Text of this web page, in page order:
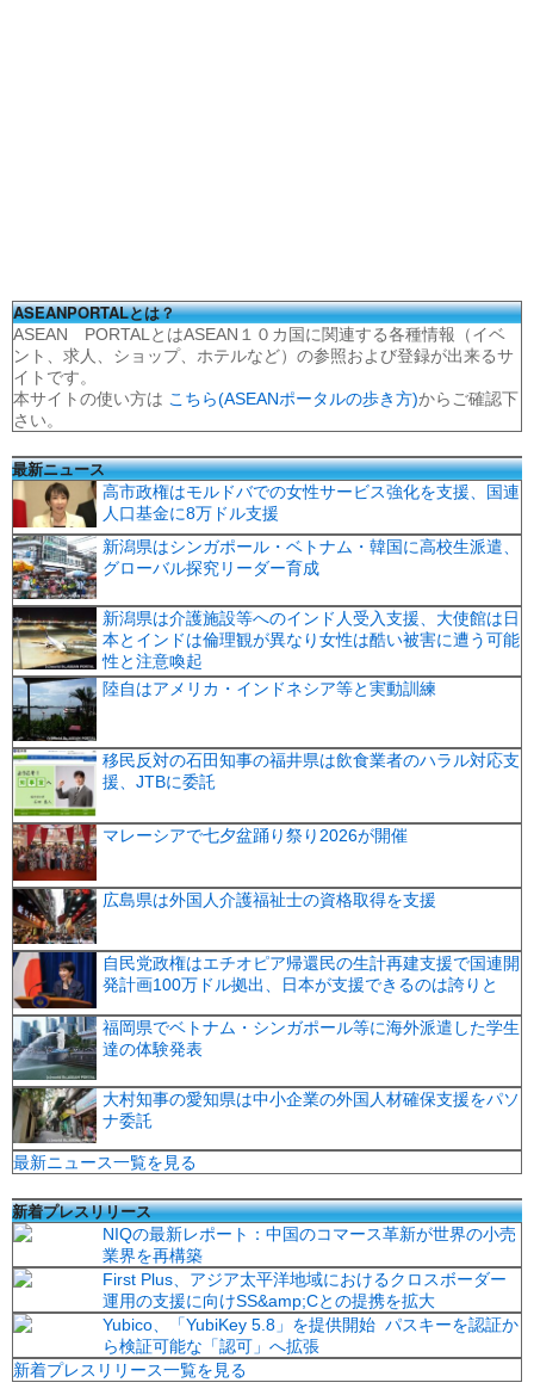
ASEANPORTALとは？
ASEAN PORTALとはASEAN１０カ国に関連する各種情報（イベ
ント、求人、ショップ、ホテルなど）の参照および登録が出来るサ
イトです。
本サイトの使い方は こちら(ASEANポータルの歩き方)からご確認下
さい。
最新ニュース
高市政権はモルドバでの女性サービス強化を支援、国連
人口基金に8万ドル支援
新潟県はシンガポール・ベトナム・韓国に高校生派遣、
グローバル探究リーダー育成
新潟県は介護施設等へのインド人受入支援、大使館は日
本とインドは倫理観が異なり女性は酷い被害に遭う可能
性と注意喚起
陸自はアメリカ・インドネシア等と実動訓練
移民反対の石田知事の福井県は飲食業者のハラル対応支
援、JTBに委託
マレーシアで七夕盆踊り祭り2026が開催
広島県は外国人介護福祉士の資格取得を支援
自民党政権はエチオピア帰還民の生計再建支援で国連開
発計画100万ドル拠出、日本が支援できるのは誇りと
福岡県でベトナム・シンガポール等に海外派遣した学生
達の体験発表
大村知事の愛知県は中小企業の外国人材確保支援をパソ
ナ委託
最新ニュース一覧を見る
新着プレスリリース
NIQの最新レポート：中国のコマース革新が世界の小売
業界を再構築
First Plus、アジア太平洋地域におけるクロスボーダー
運用の支援に向けSS&amp;Cとの提携を拡大
Yubico、「YubiKey 5.8」を提供開始 パスキーを認証か
ら検証可能な「認可」へ拡張
新着プレスリリース一覧を見る